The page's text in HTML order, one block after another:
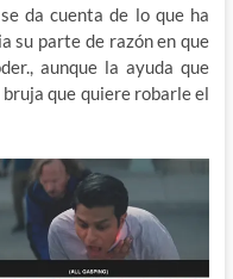
da cuenta de lo que ha
su parte de razón en que
aunque la ayuda que
que quiere robarle el